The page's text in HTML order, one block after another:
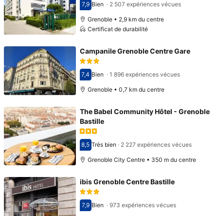
Avec une note de 7,9
7,9 Bien · 2 507 expériences vécues
Grenoble • 2,9 km du centre
Certificat de durabilité
Campanile Grenoble Centre Gare
Avec une note de 7,4
7,4 Bien · 1 896 expériences vécues
Grenoble • 0,7 km du centre
The Babel Community Hôtel - Grenoble
Bastille
Avec une note de 8,5
8,5 Très bien · 2 227 expériences vécues
Grenoble City Centre • 350 m du centre
ibis Grenoble Centre Bastille
Avec une note de 7,9
7,9 Bien · 973 expériences vécues